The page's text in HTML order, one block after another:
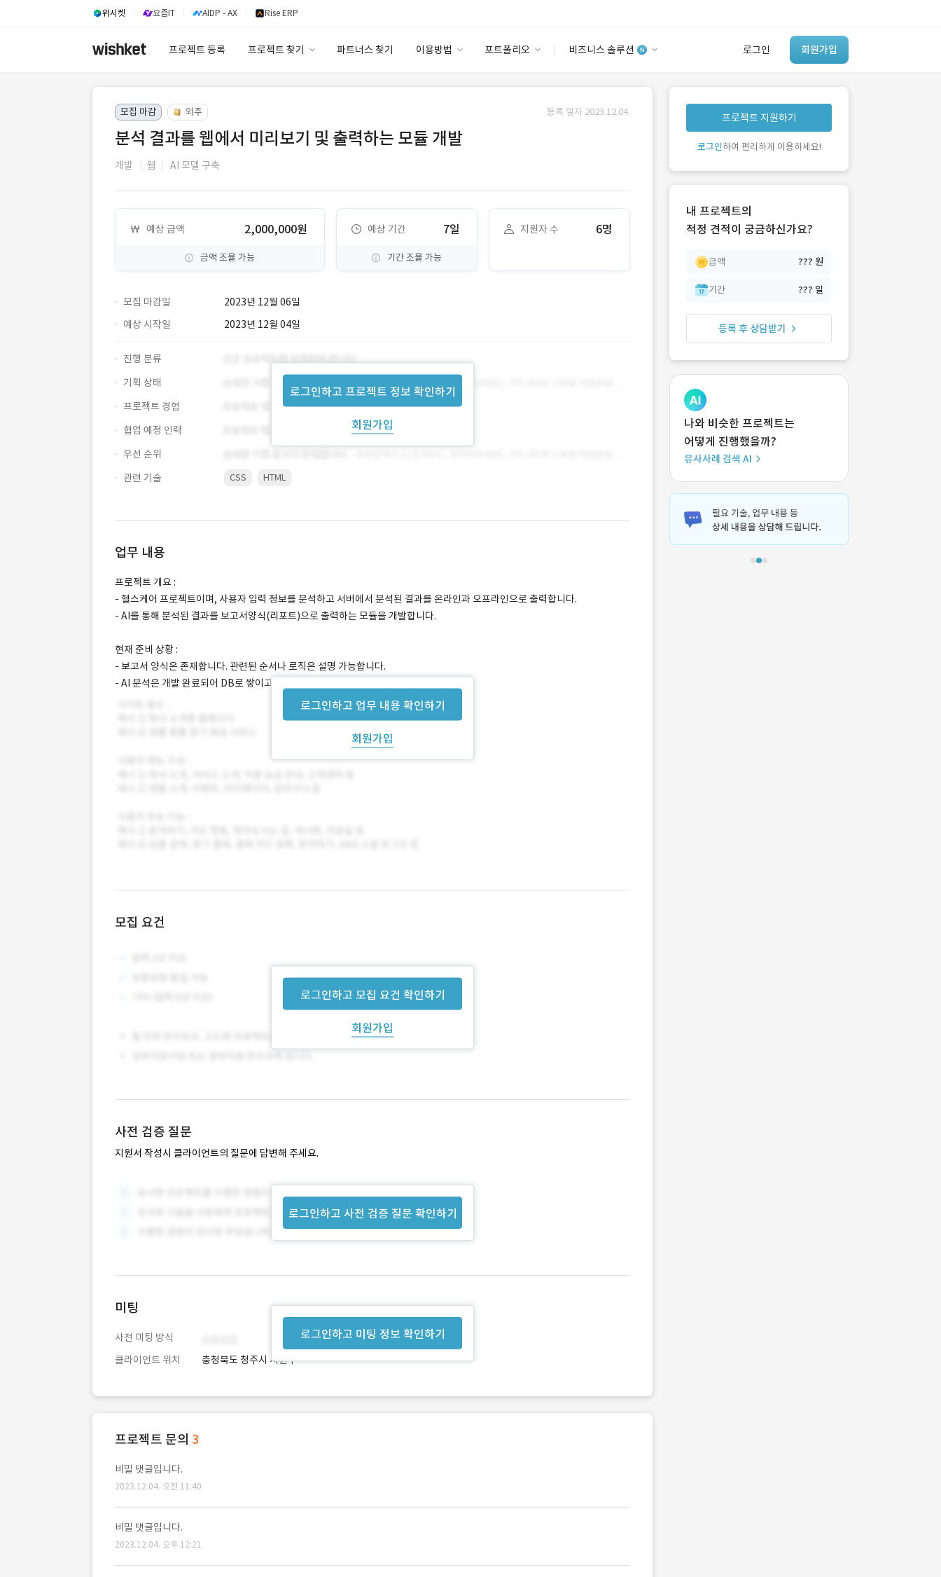
위시켓 요즘IT AIDP - AX Rise ERP
프로젝트 등록 프로젝트 찾기 파트너스 찾기 이용방법 포트폴리오 비즈니스 솔루션 로그인 회원가입
이용요금
고객센터
안심 코드 케어
유사사례 검색 AI
‘이런 거’ 만들어본
개발 회사 있어?
모집 마감 외주 등록 일자 2023.12.04.
분석 결과를 웹에서 미리보기 및 출력하는 모듈 개발
개발 웹 AI 모델 구축
예상 금액 2,000,000원
금액 조율 가능
예상 기간 7일
기간 조율 가능
지원자 수 6명
모집 마감일 2023년 12월 06일
로그인하고 프로젝트 정보 확인하기
회원가입
예상 시작일 2023년 12월 04일
진행 분류
기획 상태
프로젝트 경험
협업 예정 인력
우선 순위
관련 기술
CSS HTML
업무 내용
로그인하고 업무 내용 확인하기
회원가입
프로젝트 개요 :
- 헬스케어 프로젝트이며, 사용자 입력 정보를 분석하고 서버에서 분석된 결과를 온라인과 오프라인으로 출력합니다.
- AI를 통해 분석된 결과를 보고서양식(리포트)으로 출력하는 모듈을 개발합니다.
현재 준비 상황 :
- 보고서 양식은 존재합니다. 관련된 순서나 로직은 설명 가능합니다.
- AI 분석은 개발 완료되어 DB로 쌓이고 있습니다.
모집 요건
로그인하고 모집 요건 확인하기
회원가입
사전 검증 질문
지원서 작성시 클라이언트의 질문에 답변해 주세요.
로그인하고 사전 검증 질문 확인하기
로그인하고 미팅 정보 확인하기
미팅
사전 미팅 방식
클라이언트 위치
충청북도 청주시 서원구
프로젝트 문의 3
비밀 댓글입니다.
2023.12.04. 오전 11:40
비밀 댓글입니다.
2023.12.04. 오후 12:21
프로젝트 지원하기
로그인하여 편리하게 이용하세요!
내 프로젝트의
적정 견적이 궁금하신가요?
금액 ??? 원
기간 ??? 일
등록 후 상담받기
나와 비슷한 프로젝트는
어떻게 진행했을까?
유사사례 검색 AI